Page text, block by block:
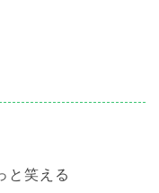
と笑える